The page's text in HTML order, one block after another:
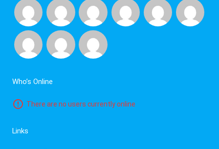
Who’s Online
There are no users currently online
Links